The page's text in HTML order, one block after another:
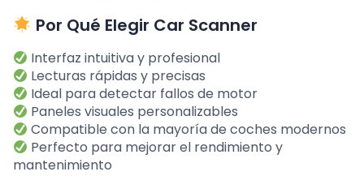
Por Qué Elegir Car Scanner
Interfaz intuitiva y profesional
Lecturas rápidas y precisas
Ideal para detectar fallos de motor
Paneles visuales personalizables
Compatible con la mayoría de coches modernos
Perfecto para mejorar el rendimiento y
mantenimiento